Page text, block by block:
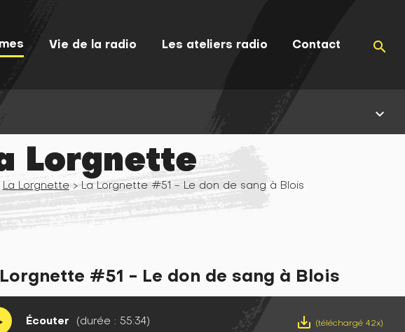
Vie de la radio Les ateliers radio Contact search
keyboard_arrow_down
Lorgnette
La Lorgnette> La Lorgnette #51 - Le don de sang à Blois
#51 - Le don de sang à Blois
Écouter (durée : 55:34) save_alt (téléchargé 42x)